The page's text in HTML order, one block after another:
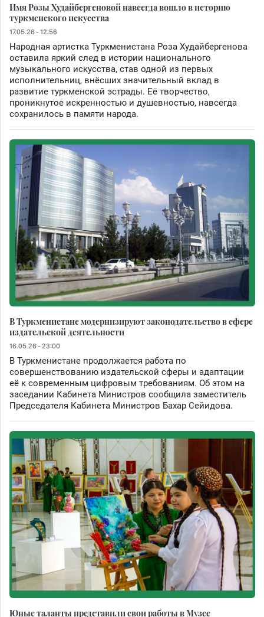
Имя Розы Худайбергеновой навсегда вошло в историю
туркменского искусства
17.05.26 - 12:56
Народная артистка Туркменистана Роза Худайбергенова
оставила яркий след в истории национального
музыкального искусства, став одной из первых
исполнительниц, внёсших значительный вклад в
развитие туркменской эстрады. Её творчество,
проникнутое искренностью и душевностью, навсегда
сохранилось в памяти народа.
В Туркменистане модернизируют законодательство в сфере
издательской деятельности
16.05.26 - 23:00
В Туркменистане продолжается работа по
совершенствованию издательской сферы и адаптации
её к современным цифровым требованиям. Об этом на
заседании Кабинета Министров сообщила заместитель
Председателя Кабинета Министров Бахар Сейидова.
Юные таланты представили свои работы в Музее